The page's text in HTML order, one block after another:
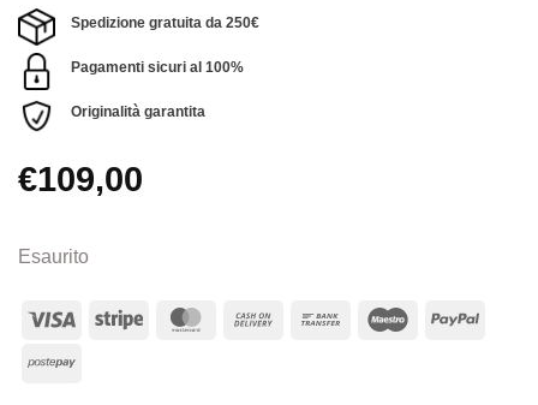
Spedizione gratuita da 250€
Pagamenti sicuri al 100%
Originalità garantita
€109,00
Esaurito
Visa Stripe MasterCard
Cash
Bank
Maestro
Postepay